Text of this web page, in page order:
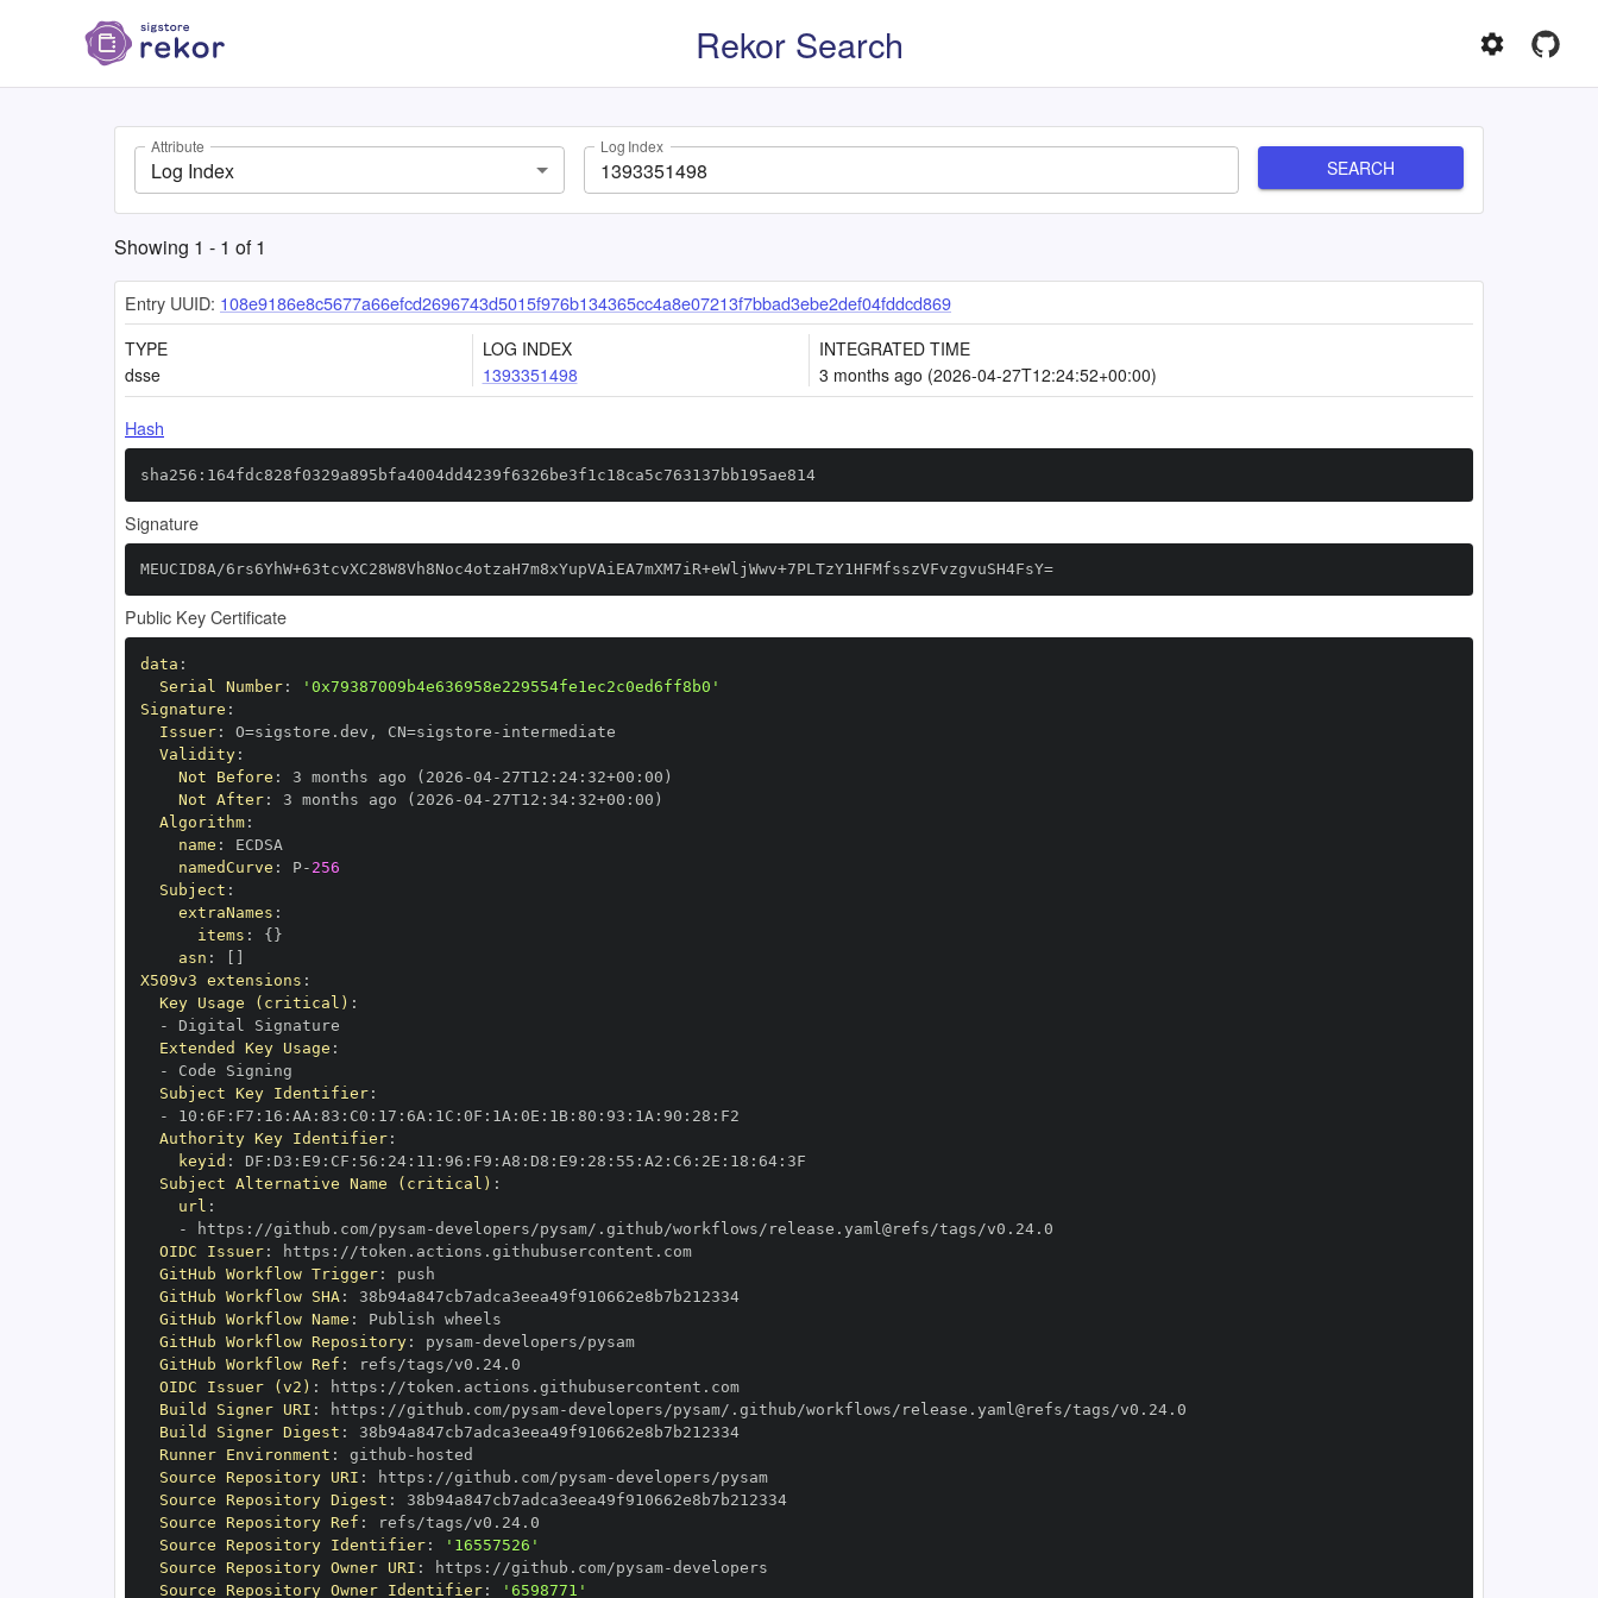
Rekor Search
Attribute
Log Index
Log Index
SEARCH
Showing 1 - 1 of1
Entry UUID: 108e9186e8c5677a66efcd2696743d5015f976b134365cc4a8e07213f7bbad3ebe2def04fddcd869
TYPE
dsse
LOG INDEX
1393351498
INTEGRATED TIME
3 months ago (2026-04-27T12:24:52+00:00)
Hash
sha256:164fdc828f0329a895bfa4004dd4239f6326be3f1c18ca5c763137bb195ae814
Signature
MEUCID8A/6rs6YhW+63tcvXC28W8Vh8Noc4otzaH7m8xYupVAiEA7mXM7iR+eWljWwv+7PLTzY1HFMfsszVFvzgvuSH4FsY=
Public Key Certificate
data :
Serial Number:
'0x79387009b4e636958e229554fe1ec2c0ed6ff8b0'
Signature :
Issuer: O=sigstore.dev , CN=sigstore -
Validity:
Not Before : 3 months ago (2026 -04- 27T12 : 24: 32+00 :
Not After: 3 months ago (2026 -04- 27T12 : 34: 32+00 :
Algorithm:
name :
namedCurve : P- 256
Subject :
extraNames :
items : { }
asn :
X509v3 extensions :
Key Usage (critical) :
-
Extended Key Usage :
-
Subject Key Identifier:
-
10 : 6F : F7 : 16 : AA : 83 : C0 : 17 : 6A : 1C : 0F : 1A : 0E : 1B: 80 : 93 : 1A : 90 : 28 :
Authority Key Identifier:
keyid : DF : D3 : E9 : CF : 56 : 24: 11 : 96 : F9 : A8 : D8 : E9 : 28 : 55 : A2 : C6 : 2E : 18 : 64:
Subject Alternative Name (critical) :
url :
-
https : //github.com/pysam-
OIDC Issuer: https :
//token.actions.githubusercontent.com
GitHub Workflow Trigger:
GitHub Workflow SHA:
38b94a847cb7adca3eea49f910662e8b7b212334
GitHub Workflow Name :
GitHub Workflow Repository: pysam-
developers/pysam
GitHub Workflow Ref :
OIDC Issuer (v2) : https :
//token.actions.githubusercontent.com
Build Signer URI : https : //github.com/pysam-
Build Signer Digest :
38b94a847cb7adca3eea49f910662e8b7b212334
Runner Environment : github -
Source Repository URI : https : //github.com/pysam-
developers/pysam
Source Repository Digest :
38b94a847cb7adca3eea49f910662e8b7b212334
Source Repository Ref :
Source Repository Identifier:
'16557526'
Source Repository Owner URI : https : //github.com/pysam-
Source Repository Owner Identifier: '6598771'